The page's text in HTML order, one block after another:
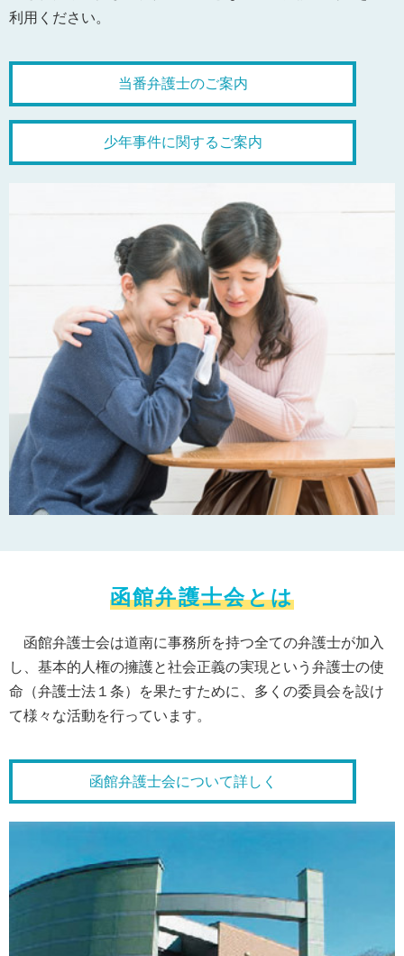
利用ください。
当番弁護士のご案内
少年事件に関するご案内
函館弁護士会とは
函館弁護士会は道南に事務所を持つ全ての弁護士が加入
し、基本的人権の擁護と社会正義の実現という弁護士の使
命（弁護士法１条）を果たすために、多くの委員会を設け
て様々な活動を行っています。
函館弁護士会について詳しく